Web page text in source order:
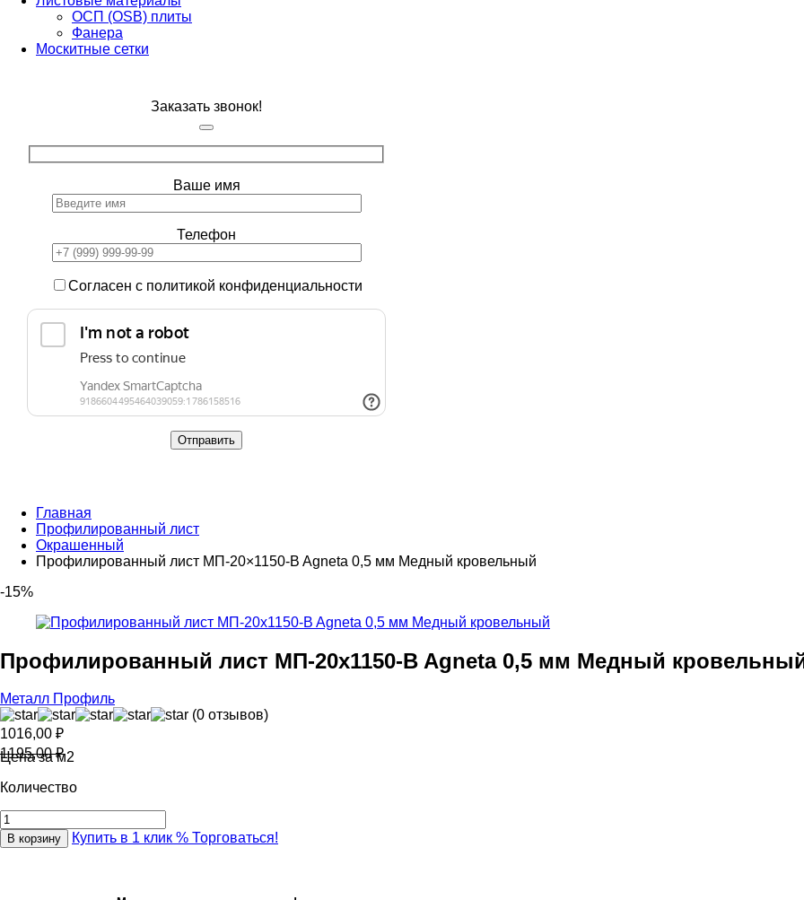
ОСП (OSB) плиты
Фанера
Москитные сетки
Заказать звонок!
Ваше имя
Телефон
Согласен с политикой конфиденциальности
Главная
Профилированный лист
Окрашенный
Профилированный лист МП-20×1150-B Agneta 0,5 мм Медный кровельный
-15%
Профилированный лист МП-20x1150-B Agneta 0,5 мм Медный
Металл Профиль
(0 отзывов)
1016,00 ₽
1195,00₽
Цена за м2
Количество
В корзину Купить в 1 клик % Торговаться!